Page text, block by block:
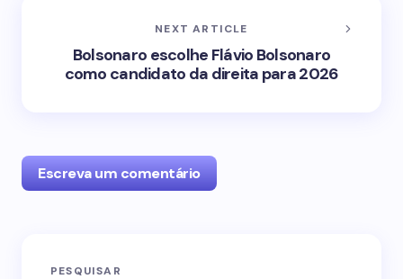
NEXT ARTICLE
Bolsonaro escolhe Flávio Bolsonaro
como candidato da direita para 2026
Escreva um comentário
O seu endereço de e-mail não será publicado.
PESQUISAR